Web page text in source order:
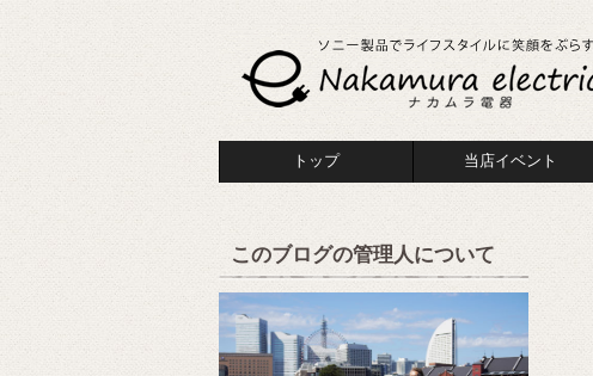
トップ 当店イベント
このブログの管理人について